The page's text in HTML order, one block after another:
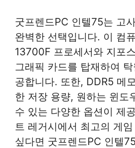
굿프렌드PC 인텔75는 고
완벽한 선택입니다. 이 컴
13700F 프로세서와 지포
그래픽 카드를 탑재하여
공합니다. 또한, DDR5 메
한 저장 용량, 원하는 윈도
수 있는 다양한 옵션이 제
트 레거시에서 최고의 게
싶다면 굿프렌드PC 인텔